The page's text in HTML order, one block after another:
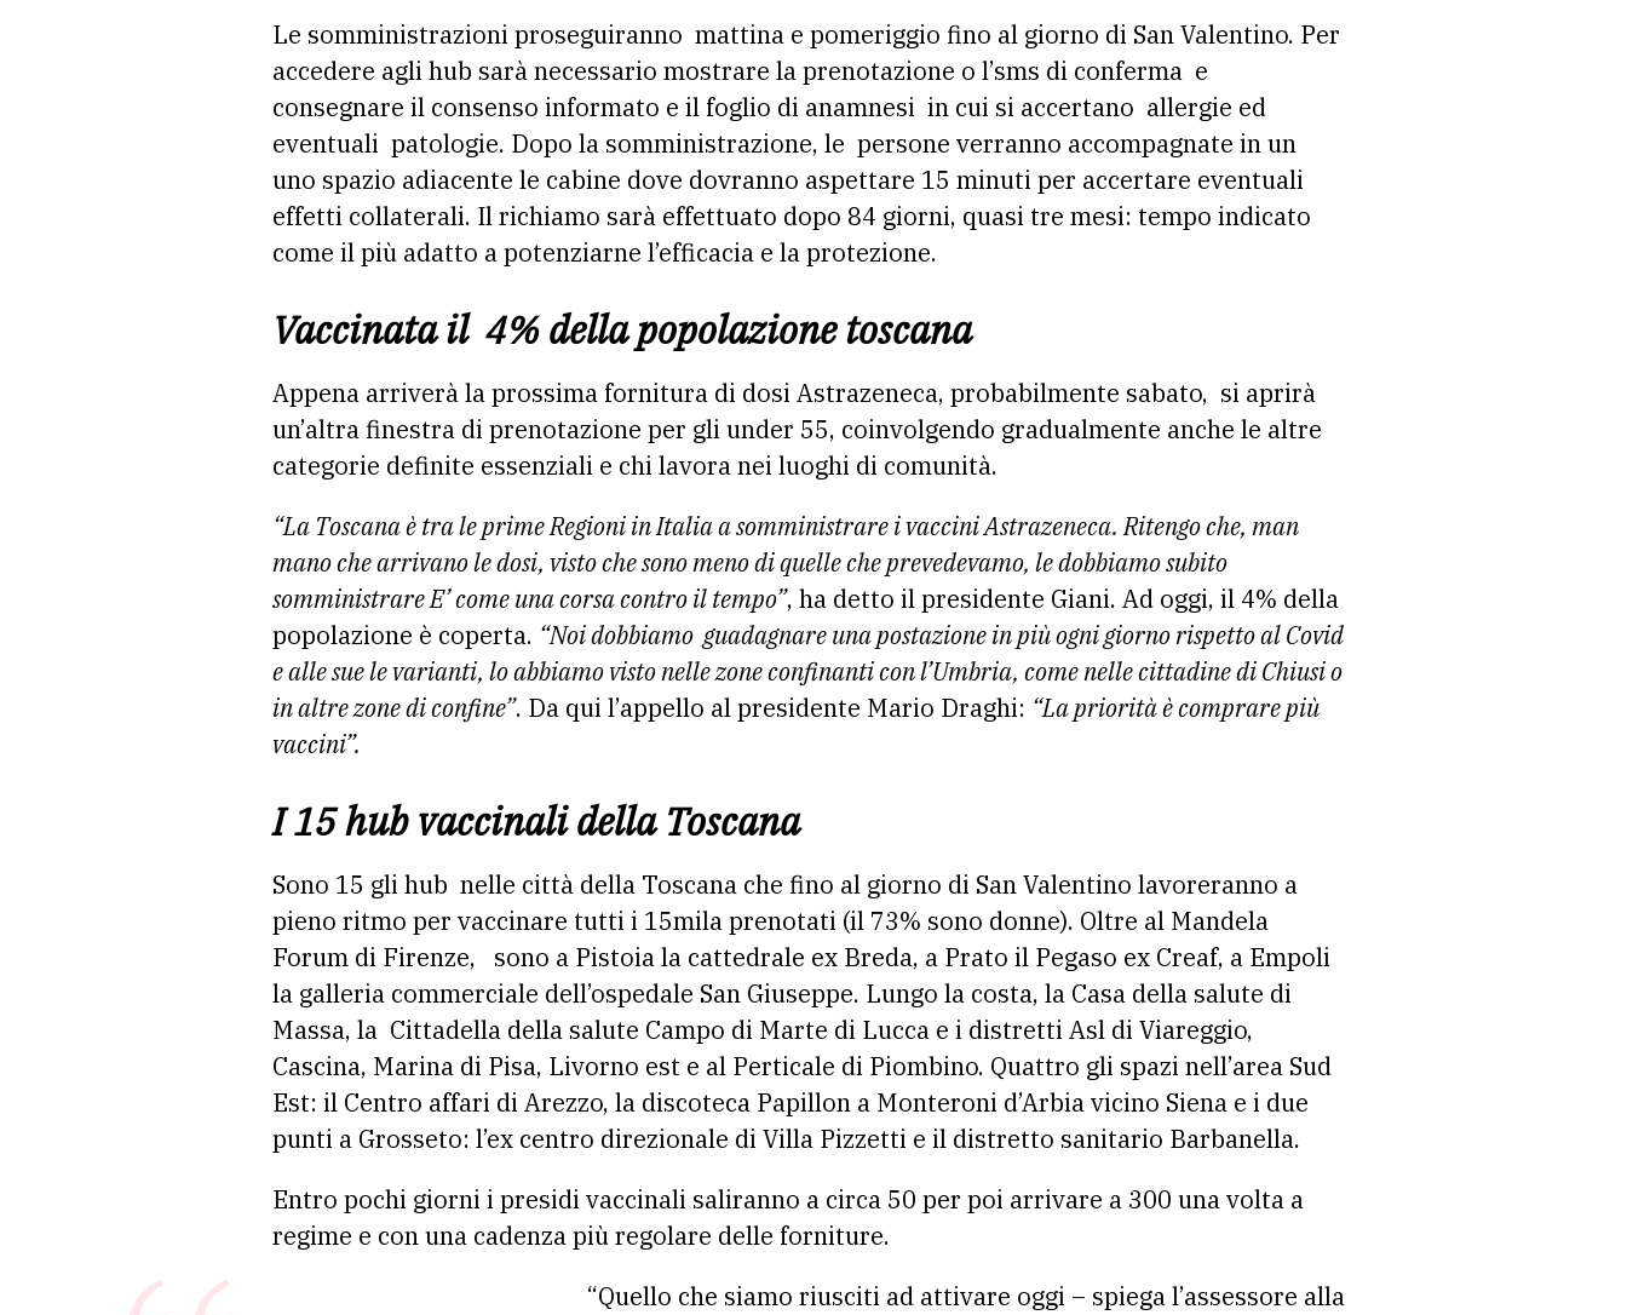
Le somministrazioni proseguiranno mattina e pomeriggio fino al giorno di San Valentino. Per
accedere agli hub sarà necessario mostrare la prenotazione o l’sms di conferma e
consegnare il consenso informato e il foglio di anamnesi in cui si accertano allergie ed
eventuali patologie. Dopo la somministrazione, le persone verranno accompagnate in un
uno spazio adiacente le cabine dove dovranno aspettare 15 minuti per accertare eventuali
effetti collaterali. Il richiamo sarà effettuato dopo 84 giorni, quasi tre mesi: tempo indicato
come il più adatto a potenziarne l’efficacia e la protezione.
Vaccinata il 4% della popolazione toscana
Appena arriverà la prossima fornitura di dosi Astrazeneca, probabilmente sabato, si aprirà
un’altra finestra di prenotazione per gli under 55, coinvolgendo gradualmente anche le altre
categorie definite essenziali e chi lavora nei luoghi di comunità.
“La Toscana è tra le prime Regioni in Italia a somministrare i vaccini Astrazeneca. Ritengo che, man
mano che arrivano le dosi, visto che sono meno di quelle che prevedevamo, le dobbiamo subito
somministrare E’ come una corsa contro il tempo”, ha detto il presidente Giani. Ad oggi, il 4% della
popolazione è coperta. “Noi dobbiamo guadagnare una postazione in più ogni giorno rispetto al Covid
e alle sue le varianti, lo abbiamo visto nelle zone confinanti con l’Umbria, come nelle cittadine di Chiusi o
in altre zone di confine”. Da qui l’appello al presidente Mario Draghi: “La priorità è comprare più
vaccini”.
I 15 hub vaccinali della Toscana
Sono 15 gli hub nelle città della Toscana che fino al giorno di San Valentino lavoreranno a
pieno ritmo per vaccinare tutti i 15mila prenotati (il 73% sono donne). Oltre al Mandela
Forum di Firenze, sono a Pistoia la cattedrale ex Breda, a Prato il Pegaso ex Creaf, a Empoli
la galleria commerciale dell’ospedale San Giuseppe. Lungo la costa, la Casa della salute di
Massa, la Cittadella della salute Campo di Marte di Lucca e i distretti Asl di Viareggio,
Cascina, Marina di Pisa, Livorno est e al Perticale di Piombino. Quattro gli spazi nell’area Sud
Est: il Centro affari di Arezzo, la discoteca Papillon a Monteroni d’Arbia vicino Siena e i due
punti a Grosseto: l’ex centro direzionale di Villa Pizzetti e il distretto sanitario Barbanella.
Entro pochi giorni i presidi vaccinali saliranno a circa 50 per poi arrivare a 300 una volta a
regime e con una cadenza più regolare delle forniture.
“Quello che siamo riusciti ad attivare oggi – spiega l’assessore alla